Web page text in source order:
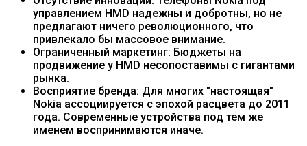
управлением HMD надежны и добротны, но не
предлагают ничего революционного, что
привлекало бы массовое внимание.
Ограниченный маркетинг: Бюджеты на
продвижение у HMD несопоставимы с гигантами
рынка.
Восприятие бренда: Для многих "настоящая"
Nokia ассоциируется с эпохой расцвета до 2011
года. Современные устройства под тем же
именем воспринимаются иначе.